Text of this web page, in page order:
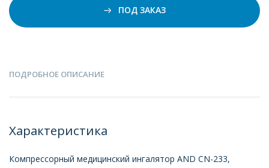
ПОД ЗАКАЗ
ПОДРОБНОЕ ОПИСАНИЕ
Характеристика
Компрессорный медицинский ингалятор AND CN-233,